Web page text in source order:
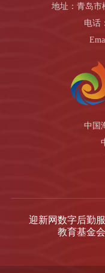
地址：青岛市
电话
中国
迎新网数字后勤
教育基金会